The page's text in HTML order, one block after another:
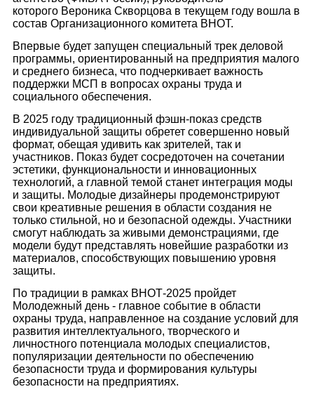
которого Вероника Скворцова в текущем году вошла в
состав Организационного комитета ВНОТ.
Впервые будет запущен специальный трек деловой
программы, ориентированный на предприятия малого
и среднего бизнеса, что подчеркивает важность
поддержки МСП в вопросах охраны труда и
социального обеспечения.
В 2025 году традиционный фэшн-показ средств
индивидуальной защиты обретет совершенно новый
формат, обещая удивить как зрителей, так и
участников. Показ будет сосредоточен на сочетании
эстетики, функциональности и инновационных
технологий, а главной темой станет интеграция моды
и защиты. Молодые дизайнеры продемонстрируют
свои креативные решения в области создания не
только стильной, но и безопасной одежды. Участники
смогут наблюдать за живыми демонстрациями, где
модели будут представлять новейшие разработки из
материалов, способствующих повышению уровня
защиты.
По традиции в рамках ВНОТ-2025 пройдет
Молодежный день - главное событие в области
охраны труда, направленное на создание условий для
развития интеллектуального, творческого и
личностного потенциала молодых специалистов,
популяризации деятельности по обеспечению
безопасности труда и формирования культуры
безопасности на предприятиях.